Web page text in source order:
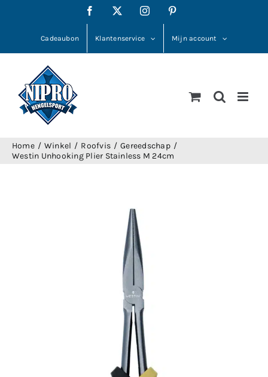
Facebook Instagram
Cadeaubon Klantenservice Mijn account
Home Winkel Roofvis
Gereedschap
Westin Unhooking Plier Stainless M 24cm